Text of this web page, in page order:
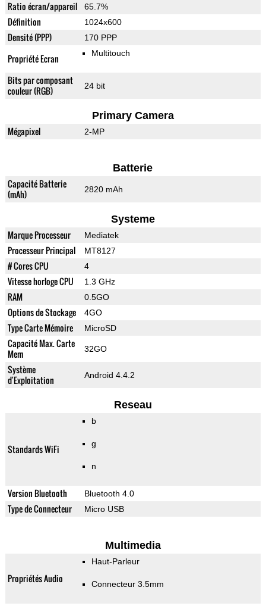
Ratio écran/appareil 65.7%
Définition 1024x600
Densité (PPP) 170 PPP
Propriété Ecran Multitouch
Bits par composant
couleur (RGB)
24 bit
Primary Camera
Mégapixel 2-MP
Batterie
Capacité Batterie
(mAh)
2820 mAh
Systeme
Marque Processeur Mediatek
Processeur Principal MT8127
# Cores CPU 4
Vitesse horloge CPU 1.3 GHz
RAM 0.5GO
Options de Stockage 4GO
Type Carte Mémoire MicroSD
Capacité Max. Carte
Mem
32GO
Système
d'Exploitation
Android 4.4.2
Reseau
Standards WiFi
b
g
n
Version Bluetooth Bluetooth 4.0
Type de Connecteur Micro USB
Multimedia
Propriétés Audio
Haut-Parleur
Connecteur 3.5mm